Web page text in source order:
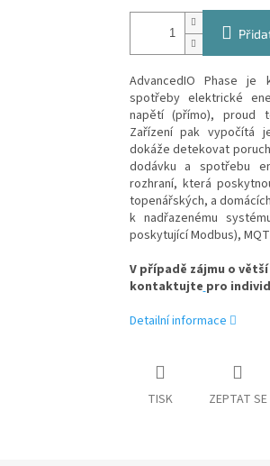
AdvancedIO Phase je
spotřeby elektrické
napětí (přímo), proud
Zařízení pak vypočítá
dokáže detekovat
dodávku a spotřebu
rozhraní, která
topenářských, a
k nadřazenému
poskytující Modbus),
V případě zájmu o
kontaktujtepro
Detailní informace
TISK ZEPTAT SE